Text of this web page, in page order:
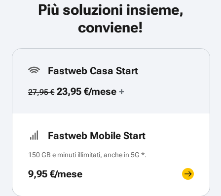
Più soluzioni insieme,
conviene!
Fastweb Casa Start
27,95 €23,95 €/mese+
Fastweb Mobile Start
150 GB e minuti illimitati, anche in 5G *.
9,95 €/mese